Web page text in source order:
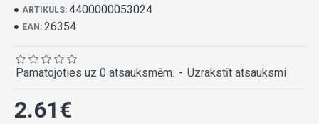
ARTIKULS: 4400000053024
EAN: 26354
Pamatojoties uz 0 atsauksmēm. - Uzrakstīt atsauksmi
2.61€